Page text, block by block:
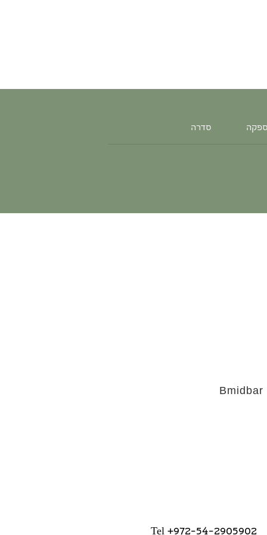
סדרה
Bmidbar
Tel +972-54-2905902